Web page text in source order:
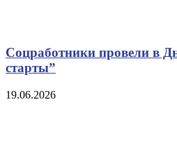
Соцработники провели в
старты”
19.06.2026